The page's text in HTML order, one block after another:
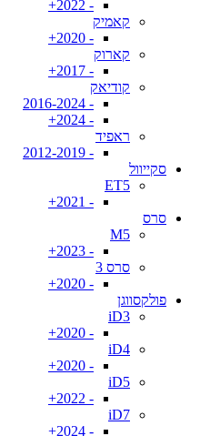
- 2022+
קאמיק
- 2020+
קארוק
- 2017+
קודיאק
- 2016-2024
- 2024+
ראפיד
- 2012-2019
סקייוול
ET5
- 2021+
סרס
M5
- 2023+
סרס 3
- 2020+
פולקסווגן
iD3
- 2020+
iD4
- 2020+
iD5
- 2022+
iD7
- 2024+